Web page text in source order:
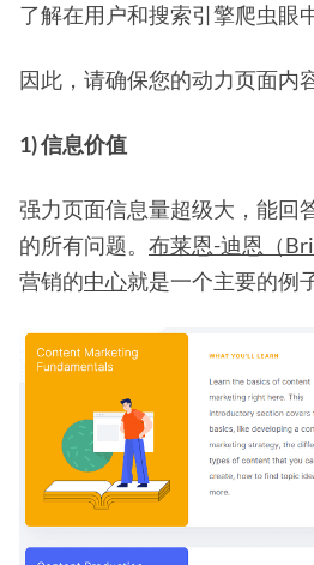
了解在用户和搜索引擎爬虫眼
因此，请确保您的动力页面内
1) 信息价值
强力页面信息量超级大，能回
的所有问题。 布莱恩-迪恩（
营销的中心就是一个主要的例